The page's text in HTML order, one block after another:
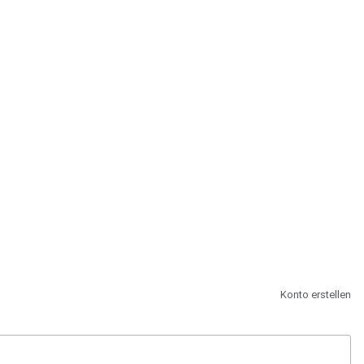
Konto erstellen